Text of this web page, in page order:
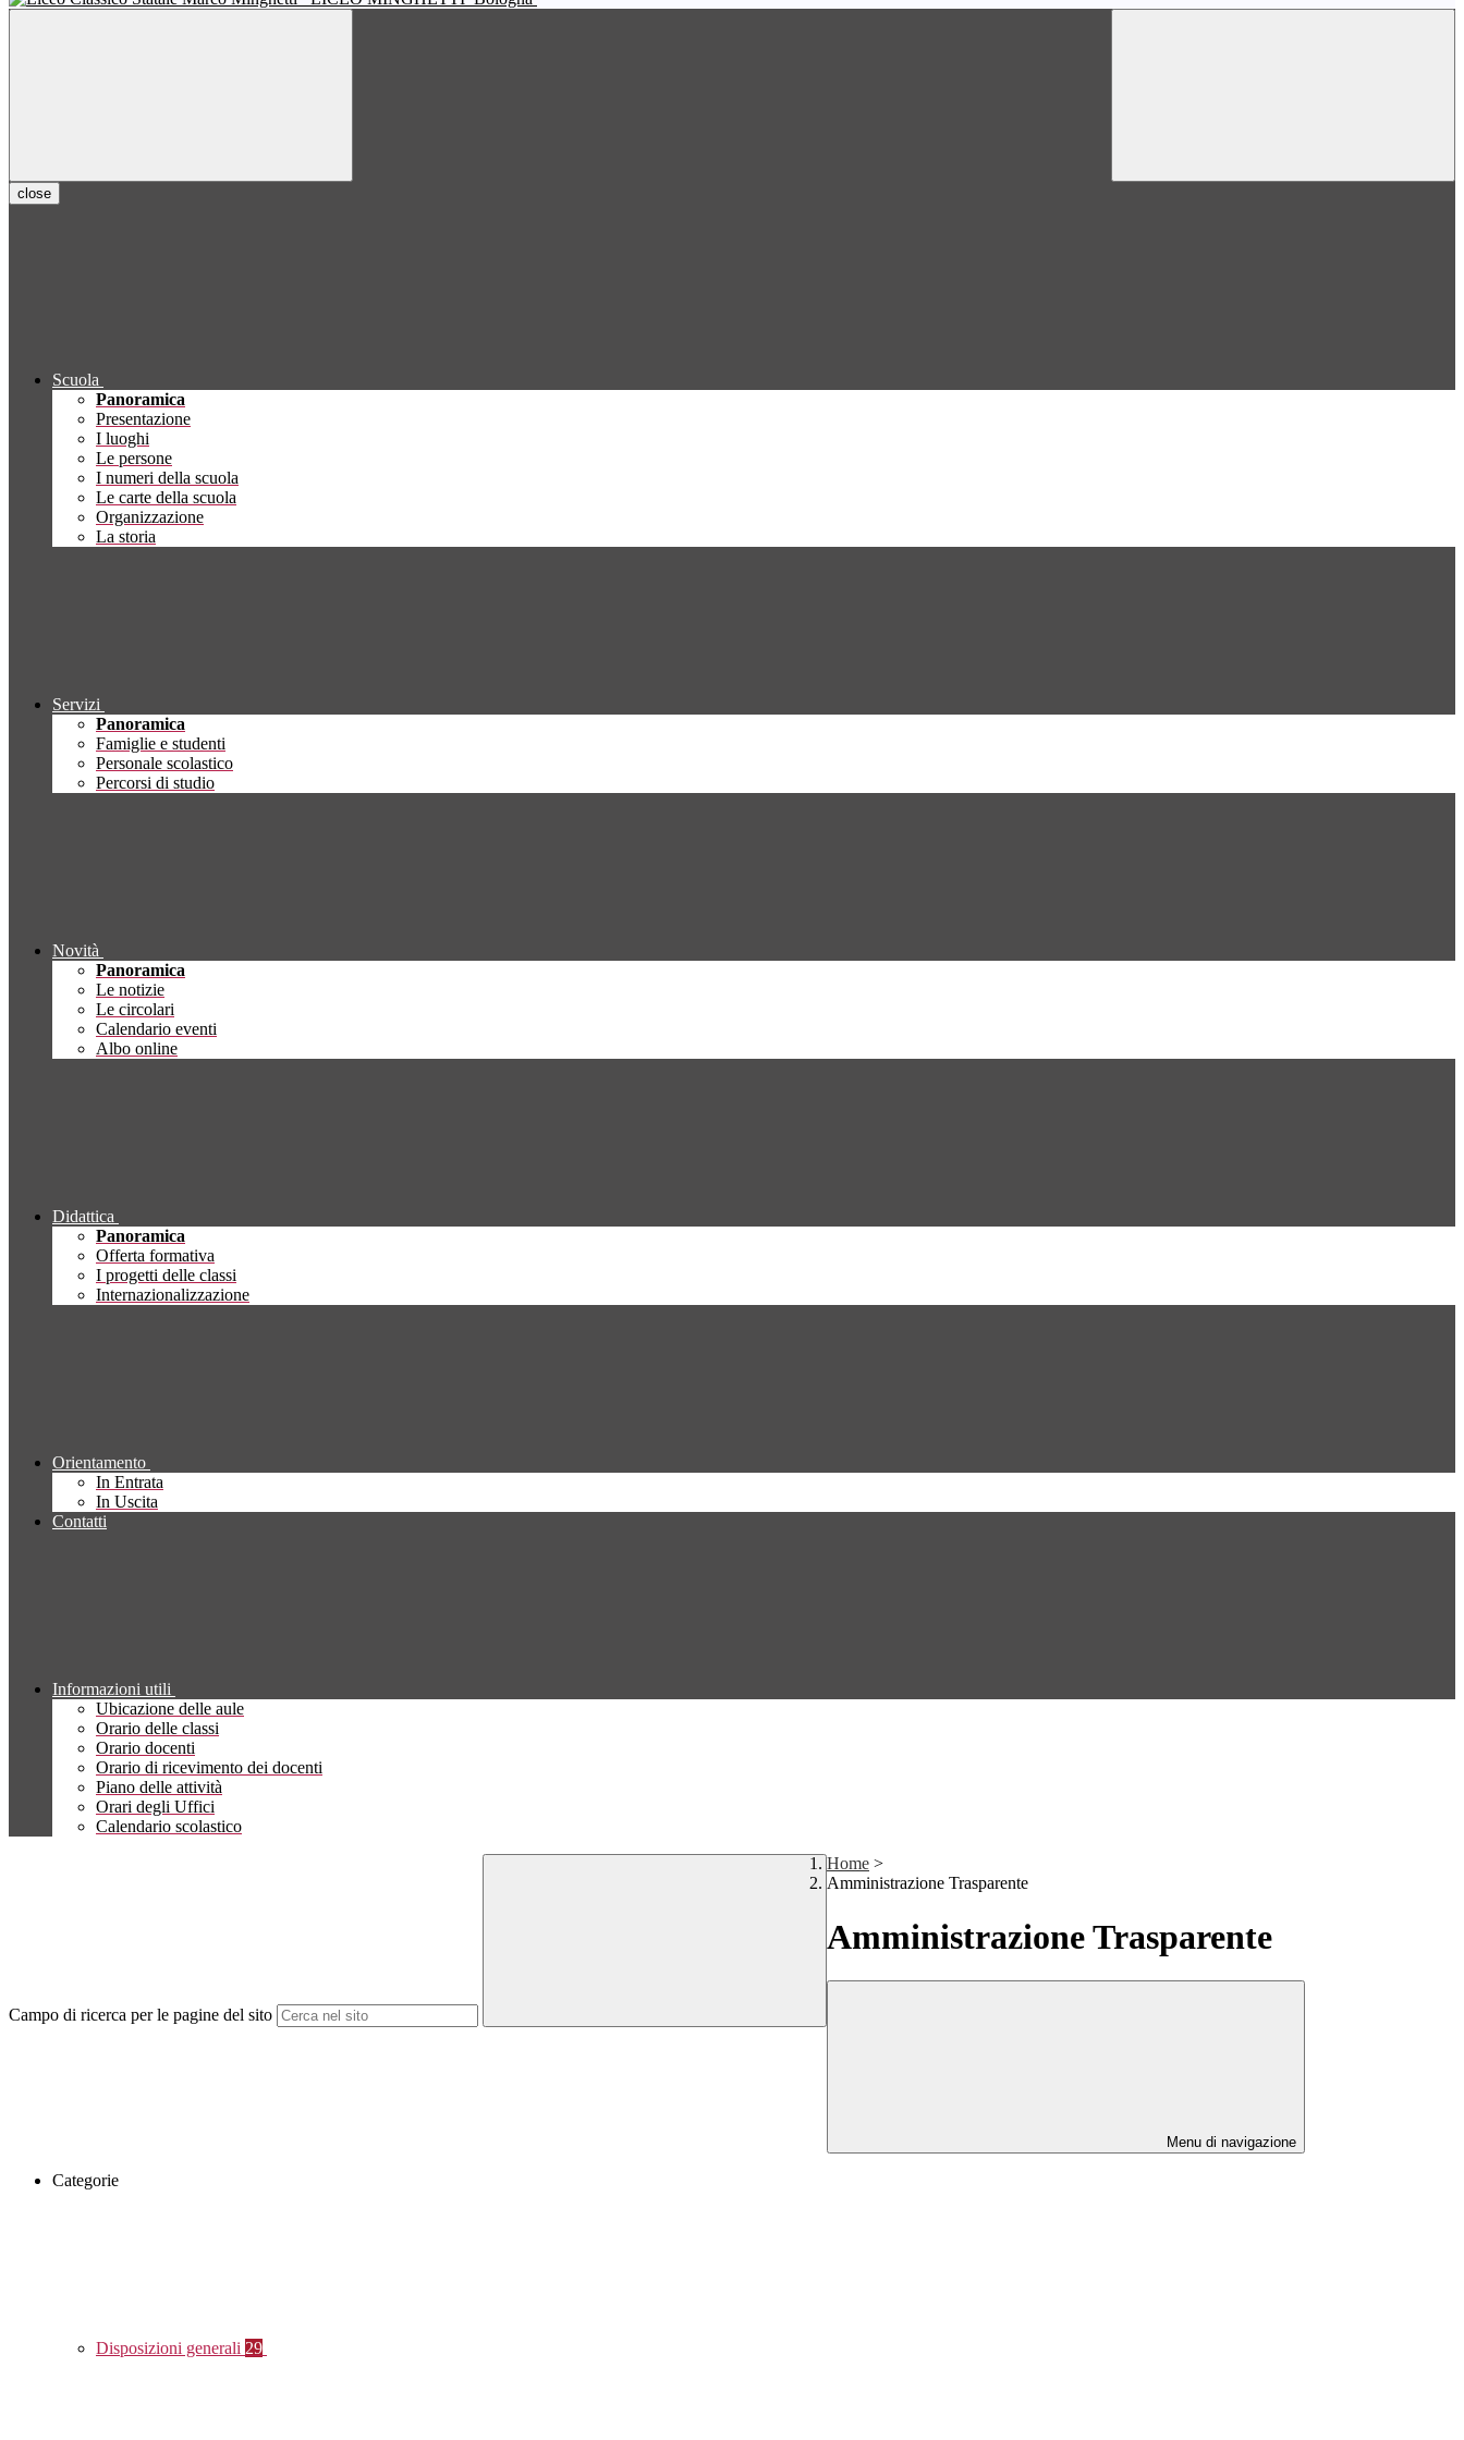
close
Scuola
Panoramica
Presentazione
I luoghi
Le persone
I numeri della scuola
Le carte della scuola
Organizzazione
La storia
Servizi
Panoramica
Famiglie e studenti
Personale scolastico
Percorsi di studio
Novità
Panoramica
Le notizie
Le circolari
Calendario eventi
Albo online
Didattica
Panoramica
Offerta formativa
I progetti delle classi
Internazionalizzazione
Orientamento
In Entrata
In Uscita
Contatti
Informazioni utili
Ubicazione delle aule
Orario delle classi
Orario docenti
Orario di ricevimento dei docenti
Piano delle attività
Orari degli Uffici
Calendario scolastico
Campo di ricerca per le pagine del sito
Home >
Amministrazione Trasparente
Amministrazione Trasparente
Menu di navigazione
Categorie
Disposizioni generali 29